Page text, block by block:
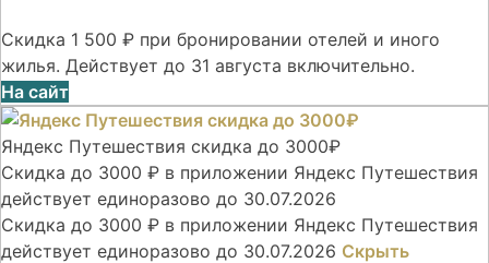
Скидка 1 500 ₽ при бронировании отелей и иного
жилья. Действует до 31 августа включительно.
На сайт
Яндекс Путешествия скидка до 3000₽
Скидка до 3000 ₽ в приложении Яндекс Путешествия
действует единоразово до 30.07.2026
Скидка до 3000 ₽ в приложении Яндекс Путешествия
действует единоразово до 30.07.2026 Скрыть